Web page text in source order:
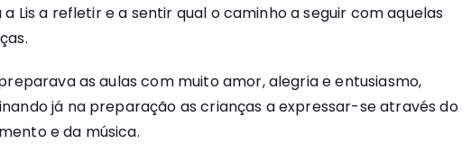
a Lis a refletir e a sentir qual o caminho a seguir com aquelas
as aulas com muito amor, alegria e entusiasmo,
já na preparação as crianças a expressar-se através do
e da música.